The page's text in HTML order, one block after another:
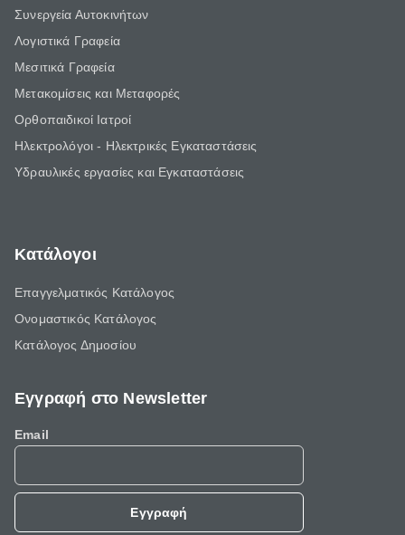
Συνεργεία Αυτοκινήτων
Λογιστικά Γραφεία
Μεσιτικά Γραφεία
Μετακομίσεις και Μεταφορές
Ορθοπαιδικοί Ιατροί
Ηλεκτρολόγοι - Ηλεκτρικές Εγκαταστάσεις
Υδραυλικές εργασίες και Εγκαταστάσεις
Κατάλογοι
Επαγγελματικός Κατάλογος
Ονομαστικός Κατάλογος
Κατάλογος Δημοσίου
Εγγραφή στο Newsletter
Email
Εγγραφή